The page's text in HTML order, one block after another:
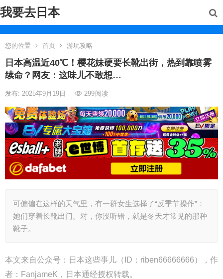
我要去日本
您的位置 首页 游玩攻略
日本高温近40℃！樱花妹硬要长靴出街，热到靠喷雾
续命？网友：这味儿不敢想…
发布: 2025年9月19日 299阅读
可偏偏在这样的天气里，有一群女生选择了“反季节操作”：
她们穿着长靴出门。对，你没听错，就是冬天才常见的那种
靴子。
本文来自公众号：日本这些事儿（ID：riben66666666），作
者：FanjameK，日本通经授权转载。